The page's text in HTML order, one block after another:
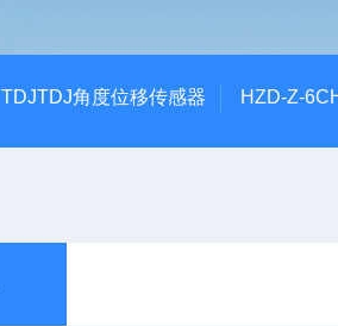
TDJTDJ角度位移传感器 HZD-Z-